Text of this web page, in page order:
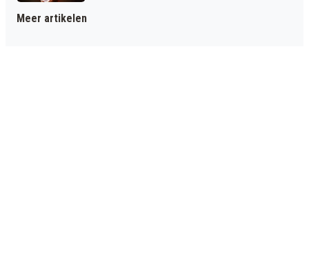
Meer artikelen